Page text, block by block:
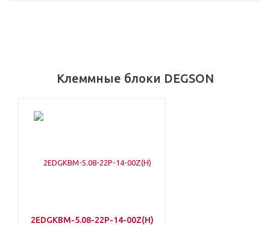
Клеммные блоки DEGSON
2EDGKBM-5.08-22P-14-00Z(H)